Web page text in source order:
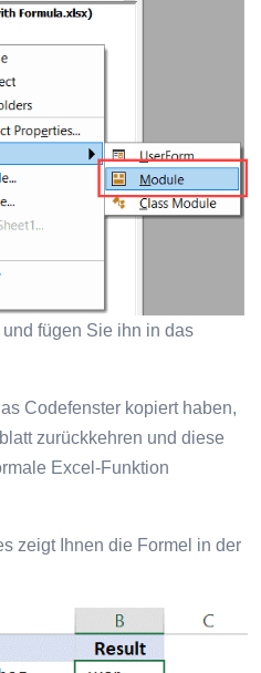
fügen Sie ihn in das
Codefenster kopiert haben,
zurückkehren und diese
Excel-Funktion
zeigt Ihnen die Formel in der